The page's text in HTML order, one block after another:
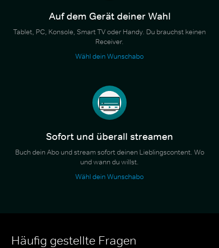
Auf dem Gerät deiner Wahl
Tablet, PC, Konsole, Smart TV oder Handy. Du brauchst keinen
Receiver.
Wähl dein Wunschabo
Sofort und überall streamen
Buch dein Abo und stream sofort deinen Lieblingscontent. Wo
und wann du willst.
Wähl dein Wunschabo
Häufig gestellte Fragen